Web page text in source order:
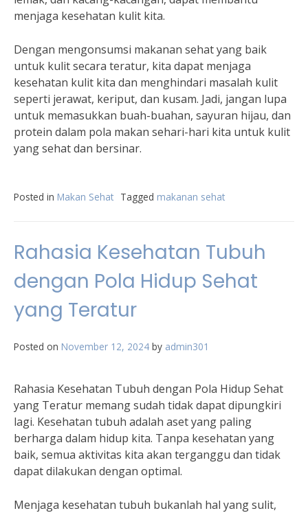
menjaga kesehatan kulit kita.
Dengan mengonsumsi makanan sehat yang baik
untuk kulit secara teratur, kita dapat menjaga
kesehatan kulit kita dan menghindari masalah kulit
seperti jerawat, keriput, dan kusam. Jadi, jangan lupa
untuk memasukkan buah-buahan, sayuran hijau, dan
protein dalam pola makan sehari-hari kita untuk kulit
yang sehat dan bersinar.
Posted in Makan Sehat Tagged makanan sehat
Rahasia Kesehatan Tubuh
dengan Pola Hidup Sehat
yang Teratur
Posted on November 12, 2024 by admin301
Rahasia Kesehatan Tubuh dengan Pola Hidup Sehat
yang Teratur memang sudah tidak dapat dipungkiri
lagi. Kesehatan tubuh adalah aset yang paling
berharga dalam hidup kita. Tanpa kesehatan yang
baik, semua aktivitas kita akan terganggu dan tidak
dapat dilakukan dengan optimal.
Menjaga kesehatan tubuh bukanlah hal yang sulit,